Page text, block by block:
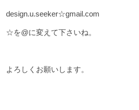
design.u.seeker☆gmail.com
☆を@に変えて下さいね。
よろしくお願いします。